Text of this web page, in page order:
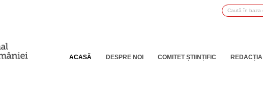
ACASĂ DESPRE NOI COMITET ȘTIINȚIFIC REDACȚIA